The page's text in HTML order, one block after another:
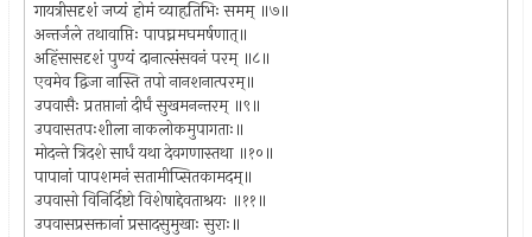
गायत्रीसदृशं जप्यं होमं व्याहृतिभिः समम् ॥७॥
अन्तर्जले तथावाप्तिः पापघ्नमघमर्षणात्॥
अहिंसासदृशं पुण्यं दानात्संसवनं परम् ॥८॥
एवमेव द्विजा नास्ति तपो नानशनात्परम्॥
उपवासैः प्रतप्तानां दीर्घं सुखमनन्तरम् ॥९॥
उपवासतपःशीला नाकलोकमुपागताः॥
मोदन्ते त्रिदशे सार्धं यथा देवगणास्तथा ॥१०॥
पापानां पापशमनं सतामीप्सितकामदम्॥
उपवासो विनिर्दिष्टो विशेषाद्देवताश्रयः ॥११॥
उपवासप्रसक्तानां प्रसादसुमुखाः सुराः॥